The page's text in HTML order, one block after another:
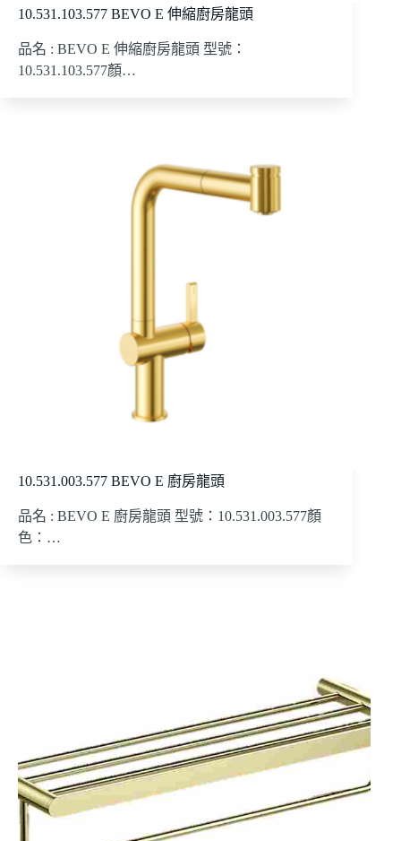
10.531.103.577 BEVO E 伸縮廚房龍頭
品名 : BEVO E 伸縮廚房龍頭 型號：
10.531.103.577顏…
10.531.003.577 BEVO E 廚房龍頭
品名 : BEVO E 廚房龍頭 型號：10.531.003.577顏
色：…